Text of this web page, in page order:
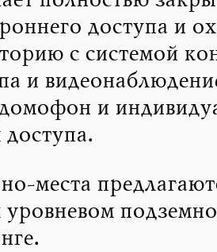
доступа и
с системой
и
и
места
уровневом